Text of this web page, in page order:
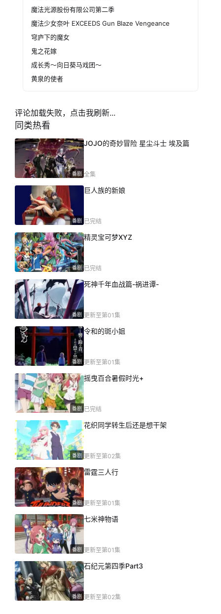
魔法光源股份有限公司第二季
魔法少女奈叶 EXCEEDS Gun Blaze Vengeance
穹庐下的魔女
鬼之花嫁
成长秀～向日葵马戏团～
黄泉的使者
评论加载失败，点击我刷新...
同类热看
番剧
JOJO的奇妙冒险 星尘斗士 埃及篇
全集
番剧
巨人族的新娘
已完结
番剧
精灵宝可梦XYZ
已完结
番剧
死神千年血战篇-祸进谭-
更新至第01集
番剧
令和的斑小姐
更新至第01集
番剧
摇曳百合暑假时光+
已完结
番剧
花织同学转生后还是想干架
更新至第02集
番剧
雷霆三人行
更新至第01集
番剧
七米神物语
更新至第01集
番剧
石纪元第四季Part3
更新至第02集